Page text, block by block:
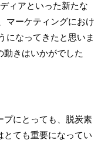
ィアといった新たな
マーケティングにおけ
になってきたと思いま
きはいかがでした
プにとっても、脱炭素
とても重要になってい